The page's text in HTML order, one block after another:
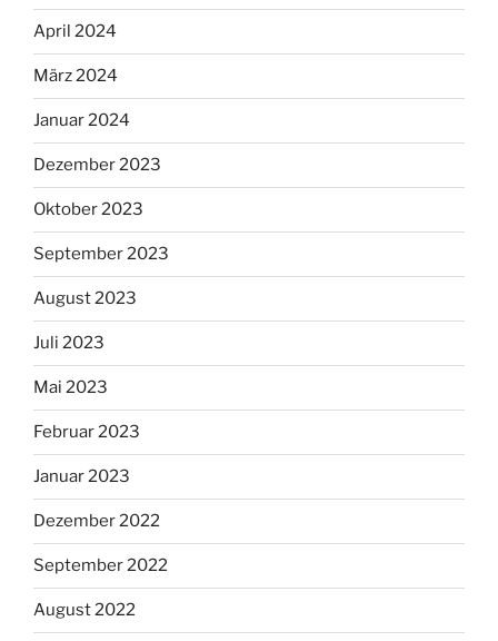
April 2024
März 2024
Januar 2024
Dezember 2023
Oktober 2023
September 2023
August 2023
Juli 2023
Mai 2023
Februar 2023
Januar 2023
Dezember 2022
September 2022
August 2022